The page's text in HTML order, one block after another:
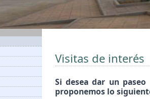
Visitas de interés
Si desea dar un
proponemos lo